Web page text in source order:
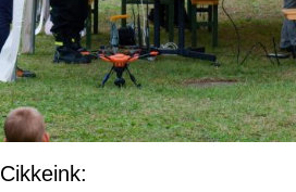
Cikkeink: